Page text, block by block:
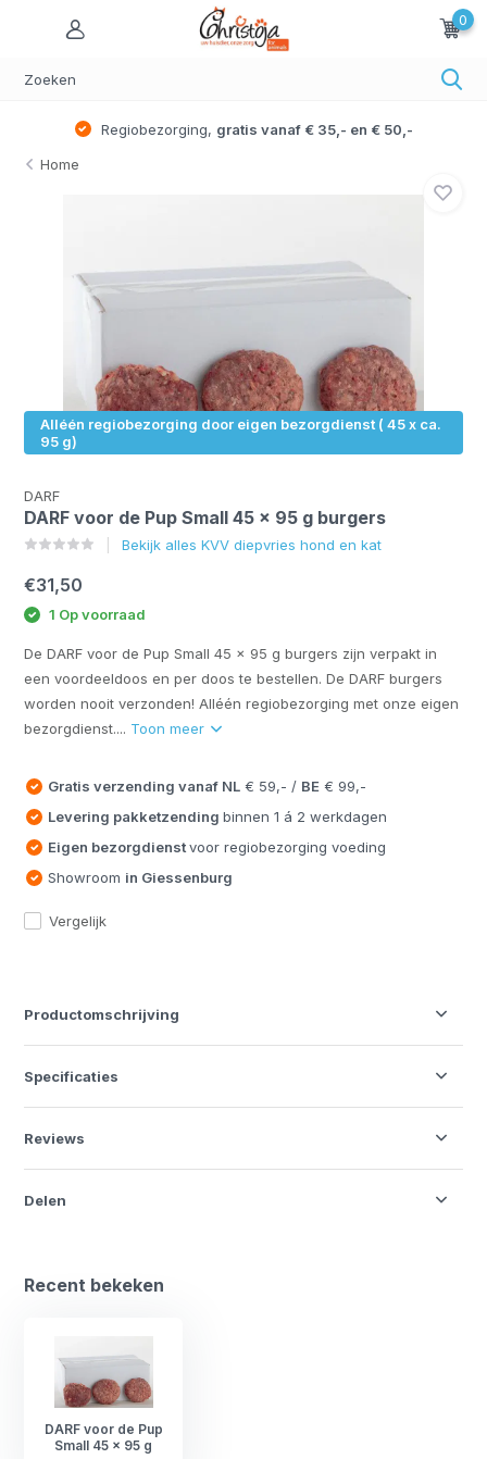
0
Regiobezorging, gratis vanaf € 35,- en € 50,-
Home
Alléén regiobezorging door eigen bezorgdienst ( 45 x ca.
95 g)
DARF
DARF voor de Pup Small 45 x 95 g burgers
Bekijk alles KVV diepvries hond en kat
€31,50
1 Op voorraad
De DARF voor de Pup Small 45 x 95 g burgers zijn verpakt in
een voordeeldoos en per doos te bestellen. De DARF burgers
worden nooit verzonden! Alléén regiobezorging met onze eigen
bezorgdienst.... Toon meer
Gratis verzending vanaf NL € 59,- / BE € 99,-
Levering pakketzendingbinnen 1 á 2 werkdagen
Eigen bezorgdienstvoor regiobezorging voeding
Showroom in Giessenburg
Vergelijk
Productomschrijving
Specificaties
Reviews
Delen
Recent bekeken
DARF voor de Pup
Small 45 x 95 g